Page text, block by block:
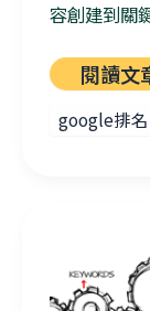
容創建到關
閱讀文
google排名